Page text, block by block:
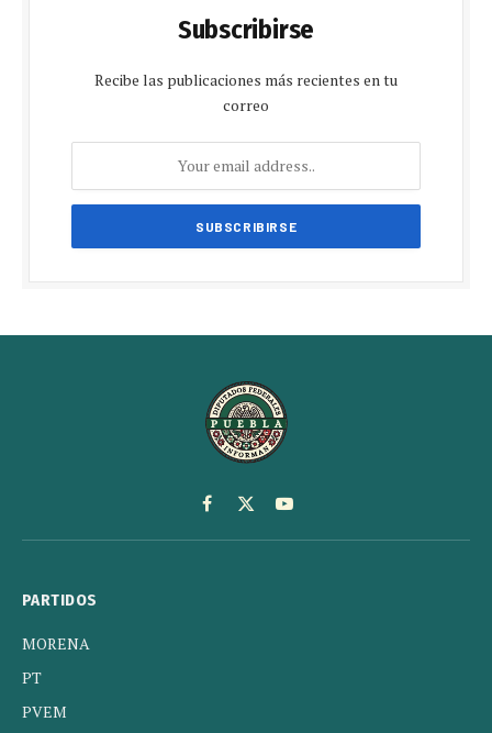
Subscribirse
Recibe las publicaciones más recientes en tu
correo
Facebook
X
(Twitter)
YouTube
PARTIDOS
MORENA
PT
PVEM